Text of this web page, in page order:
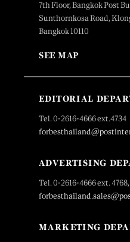
7th Floor, Bangkok Post
Sunthornkosa Road,
Bangkok 10110
SEE MAP
EDITORIAL
Tel. 0-2616-4666 ext.4734
ADVERTISING
Tel. 0-2616-4666 ext.
MARKETING